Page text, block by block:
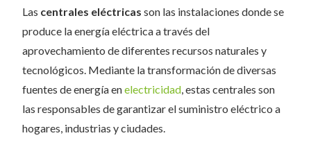
Las centrales eléctricas son las instalaciones donde se
produce la energía eléctrica a través del
aprovechamiento de diferentes recursos naturales y
tecnológicos. Mediante la transformación de diversas
fuentes de energía enelectricidad, estas centrales son
las responsables de garantizar el suministro eléctrico a
hogares, industrias y ciudades.